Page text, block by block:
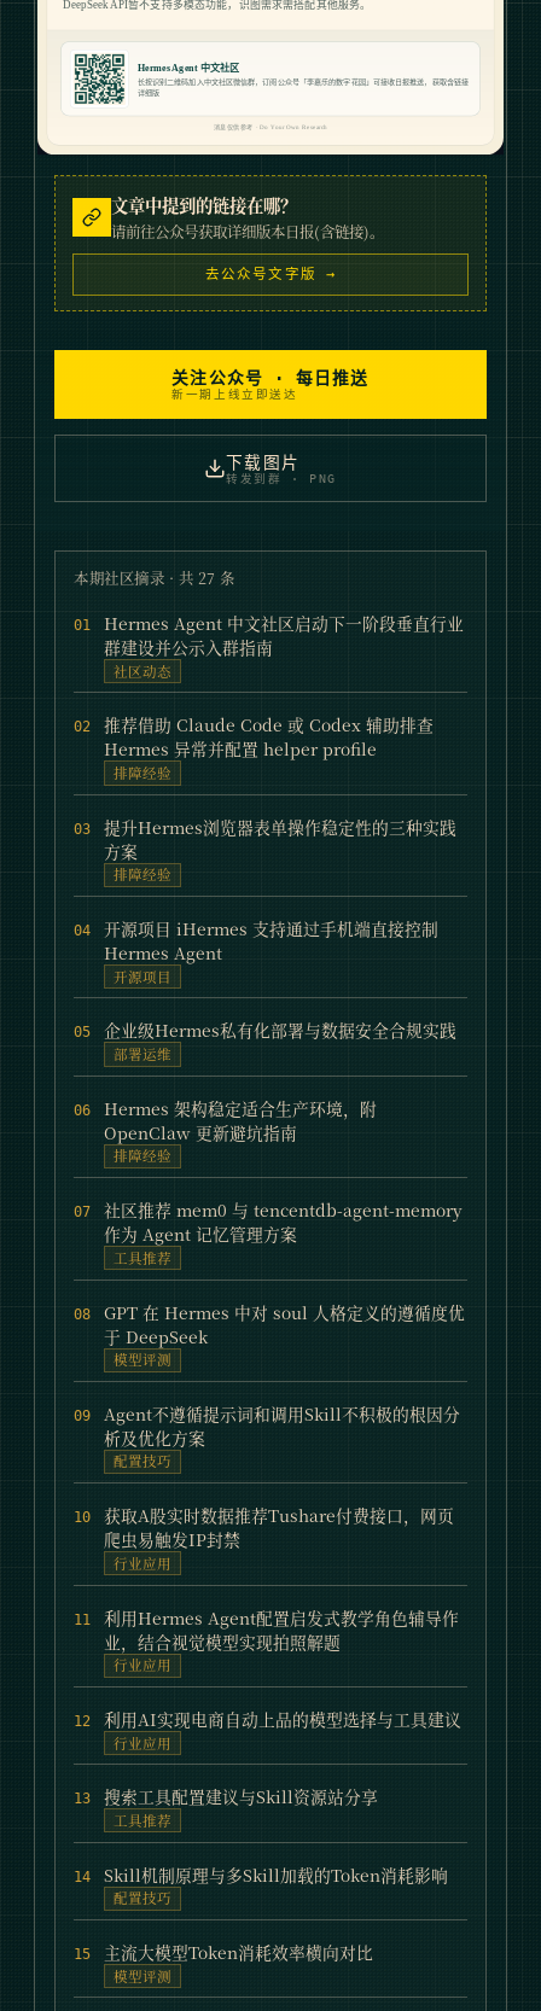
文章中提到的链接在哪？
请前往公众号获取详细版本日报(含链接)。
去公众号文字版 →
关注公众号 · 每日推送
新一期上线立即送达
下载图片
转发到群 · PNG
本期社区摘录 · 共 27 条
01
Hermes Agent 中文社区启动下一阶段垂直行业
群建设并公示入群指南
社区动态
02
推荐借助 Claude Code 或 Codex 辅助排查
Hermes 异常并配置 helper profile
排障经验
03
提升Hermes浏览器表单操作稳定性的三种实践
方案
排障经验
04
开源项目 iHermes 支持通过手机端直接控制
Hermes Agent
开源项目
05 企业级Hermes私有化部署与数据安全合规实践
部署运维
06
Hermes 架构稳定适合生产环境，附
OpenClaw 更新避坑指南
排障经验
07
社区推荐 mem0 与 tencentdb-agent-memory
作为 Agent 记忆管理方案
工具推荐
08
GPT 在 Hermes 中对 soul 人格定义的遵循度优
于 DeepSeek
模型评测
09
Agent不遵循提示词和调用Skill不积极的根因分
析及优化方案
配置技巧
10
获取A股实时数据推荐Tushare付费接口，网页
爬虫易触发IP封禁
行业应用
11
利用Hermes Agent配置启发式教学角色辅导作
业，结合视觉模型实现拍照解题
行业应用
12 利用AI实现电商自动上品的模型选择与工具建议
行业应用
13 搜索工具配置建议与Skill资源站分享
工具推荐
14 Skill机制原理与多Skill加载的Token消耗影响
配置技巧
15 主流大模型Token消耗效率横向对比
模型评测